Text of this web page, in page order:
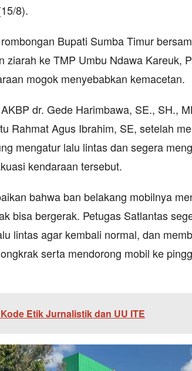
8).
Bupati Sumba Timur
ziarah ke TMP Umbu Ndawa Kareuk,
mogok menyebabkan kemacetan.
dr. Gede Harimbawa, SE., SH.,
Rahmat Agus Ibrahim, SE, setelah
mengatur lalu lintas dan segera
kendaraan tersebut.
bahwa ban belakang mobilnya
bisa bergerak. Petugas Satlantas
lintas agar kembali normal, dan
serta mendorong mobil ke
Etik Jurnalistik dan UU ITE